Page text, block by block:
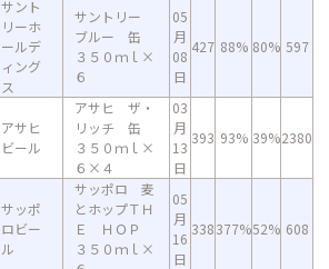
サント
リーホ
ールデ
ィング
ス
サントリー
ブルー 缶
３５０ｍｌ×
６
05
月
08
日
427 88% 80% 597
アサヒ
ビール
アサヒ ザ・
リッチ 缶
３５０ｍｌ×
６×４
03
月
13
日
393 93% 39%2380
サッポ
ロビー
ル
サッポロ 麦
とホップＴＨ
Ｅ ＨＯＰ
３５０ｍｌ×
05
月
16
日
338377%52% 608